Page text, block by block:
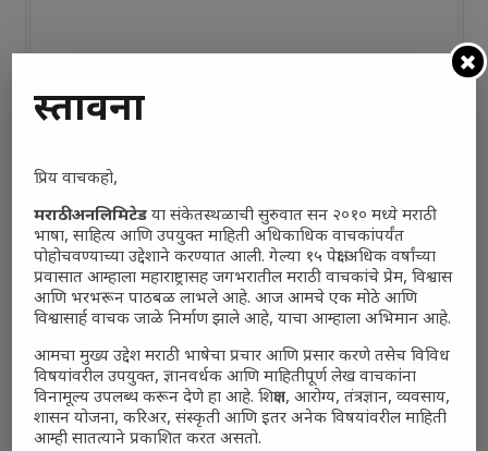
प्रस्तावना
प्रिय वाचकहो,
मराठी अनलिमिटेड या संकेतस्थळाची सुरुवात सन २०१० मध्ये मराठी
भाषा, साहित्य आणि उपयुक्त माहिती अधिकाधिक वाचकांपर्यंत
पोहोचवण्याच्या उद्देशाने करण्यात आली. गेल्या १५ पेक्षा अधिक वर्षांच्या
प्रवासात आम्हाला महाराष्ट्रासह जगभरातील मराठी वाचकांचे प्रेम, विश्वास
आणि भरभरून पाठबळ लाभले आहे. आज आमचे एक मोठे आणि
विश्वासार्ह वाचक जाळे निर्माण झाले आहे, याचा आम्हाला अभिमान आहे.
आमचा मुख्य उद्देश मराठी भाषेचा प्रचार आणि प्रसार करणे तसेच विविध
विषयांवरील उपयुक्त, ज्ञानवर्धक आणि माहितीपूर्ण लेख वाचकांना
विनामूल्य उपलब्ध करून देणे हा आहे. शिक्षण, आरोग्य, तंत्रज्ञान, व्यवसाय,
शासन योजना, करिअर, संस्कृती आणि इतर अनेक विषयांवरील माहिती
आम्ही सातत्याने प्रकाशित करत असतो.